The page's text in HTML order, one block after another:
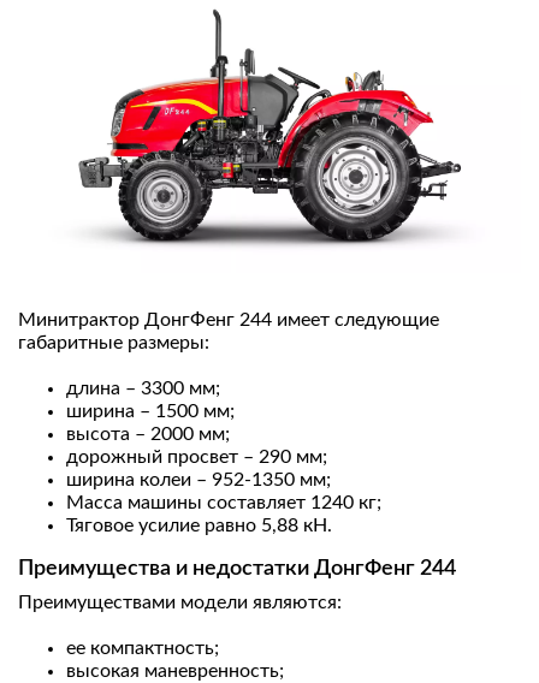
Минитрактор ДонгФенг 244 имеет следующие
габаритные размеры:
длина – 3300 мм;
ширина – 1500 мм;
высота – 2000 мм;
дорожный просвет – 290 мм;
ширина колеи – 952-1350 мм;
Масса машины составляет 1240 кг;
Тяговое усилие равно 5,88 кН.
Преимущества и недостатки ДонгФенг 244
Преимуществами модели являются:
ее компактность;
высокая маневренность;